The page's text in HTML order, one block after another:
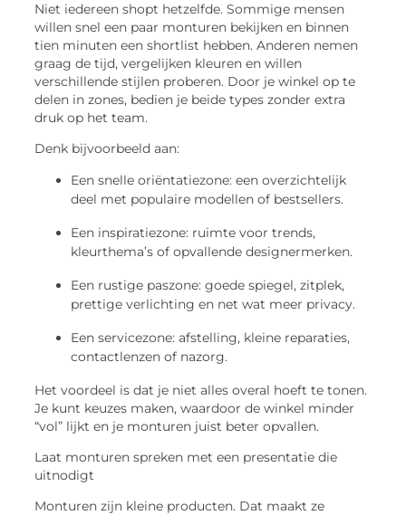
Niet iedereen shopt hetzelfde. Sommige mensen
willen snel een paar monturen bekijken en binnen
tien minuten een shortlist hebben. Anderen nemen
graag de tijd, vergelijken kleuren en willen
verschillende stijlen proberen. Door je winkel op te
delen in zones, bedien je beide types zonder extra
druk op het team.
Denk bijvoorbeeld aan:
Een snelle oriëntatiezone: een overzichtelijk
deel met populaire modellen of bestsellers.
Een inspiratiezone: ruimte voor trends,
kleurthema’s of opvallende designermerken.
Een rustige paszone: goede spiegel,zitplek,
prettige verlichting en net wat meer privacy.
Een servicezone: afstelling, kleine reparaties,
contactlenzen of nazorg.
Het voordeel is dat je niet alles overal hoeft te tonen.
Je kunt keuzes maken, waardoor de winkel minder
“vol” lijkt en je monturen juist beter opvallen.
Laat monturen spreken met een presentatie die
uitnodigt
Monturen zijn kleine producten. Dat maakt ze